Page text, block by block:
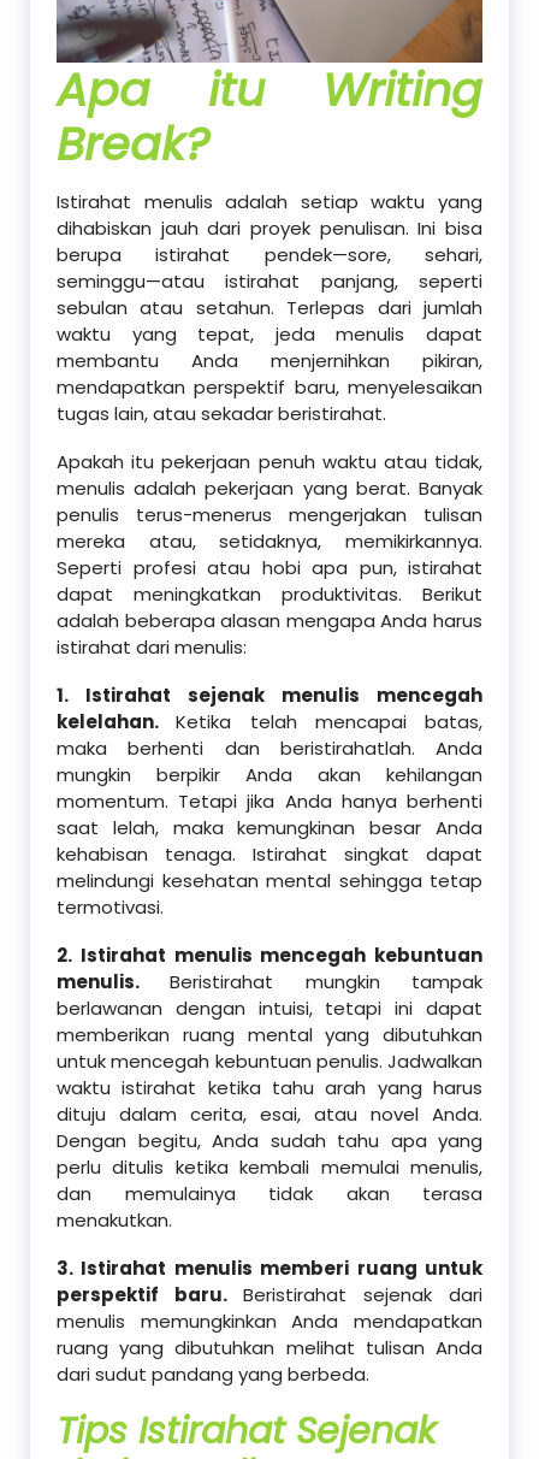
Apa itu Writing
Break?
Istirahat menulis adalah setiap waktu yang
dihabiskan jauh dari proyek penulisan. Ini bisa
berupa istirahat pendek—sore, sehari,
seminggu—atau istirahat panjang, seperti
sebulan atau setahun. Terlepas dari jumlah
waktu yang tepat, jeda menulis dapat
membantu Anda menjernihkan pikiran,
mendapatkan perspektif baru, menyelesaikan
tugas lain, atau sekadar beristirahat.
Apakah itu pekerjaan penuh waktu atau tidak,
menulis adalah pekerjaan yang berat. Banyak
penulis terus-menerus mengerjakan tulisan
mereka atau, setidaknya, memikirkannya.
Seperti profesi atau hobi apa pun, istirahat
dapat meningkatkan produktivitas. Berikut
adalah beberapa alasan mengapa Anda harus
istirahat dari menulis:
1. Istirahat sejenak menulis mencegah
kelelahan.Ketika telah mencapai batas,
maka berhenti dan beristirahatlah. Anda
mungkin berpikir Anda akan kehilangan
momentum. Tetapi jika Anda hanya berhenti
saat lelah, maka kemungkinan besar Anda
kehabisan tenaga. Istirahat singkat dapat
melindungi kesehatan mental sehingga tetap
termotivasi.
2. Istirahat menulis mencegah kebuntuan
menulis.Beristirahat mungkin tampak
berlawanan dengan intuisi, tetapi ini dapat
memberikan ruang mental yang dibutuhkan
untuk mencegah kebuntuan penulis. Jadwalkan
waktu istirahat ketika tahu arah yang harus
dituju dalam cerita, esai, atau novel Anda.
Dengan begitu, Anda sudah tahu apa yang
perlu ditulis ketika kembali memulai menulis,
dan memulainya tidak akan terasa
menakutkan.
3. Istirahat menulis memberi ruang untuk
perspektif baru. Beristirahat sejenak dari
menulis memungkinkan Anda mendapatkan
ruang yang dibutuhkan melihat tulisan Anda
dari sudut pandang yang berbeda.
Tips Istirahat Sejenak